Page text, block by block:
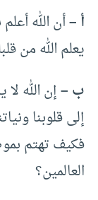
أ –أن الله
يعلم الله من
ب –إن الله
إلى قلوبنا
فكيف تهتم
العالمين؟‍‍